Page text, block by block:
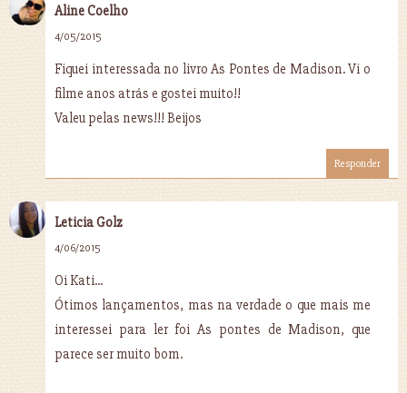
Aline Coelho
4/05/2015
Fiquei interessada no livro As Pontes de Madison. Vi o
filme anos atrás e gostei muito!!
Valeu pelas news!!! Beijos
Responder
Leticia Golz
4/06/2015
Oi Kati...
Ótimos lançamentos, mas na verdade o que mais me
interessei para ler foi As pontes de Madison, que
parece ser muito bom.